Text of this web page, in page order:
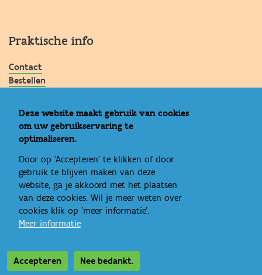
Deze website maakt gebruik van cookies
om uw gebruikservaring te
optimaliseren.
Door op 'Accepteren' te klikken of door
gebruik te blijven maken van deze
website, ga je akkoord met het plaatsen
van deze cookies. Wil je meer weten over
cookies klik op 'meer informatie'.
Meer informatie
Accepteren Nee bedankt.
Praktische info
Contact
Bestellen
Bekijk ook
Vlaanderen
Opgroeien
Kind en Gezin